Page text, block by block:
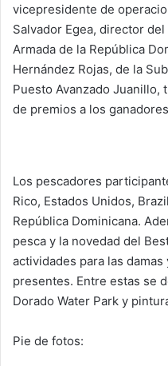
vicepresidente de
Salvador Egea, director
Armada de la República
Hernández Rojas, de la
Puesto Avanzado
de premios a los
Los pescadores
Rico, Estados Unidos,
República Dominicana.
pesca y la novedad del
actividades para las
presentes. Entre estas se
Dorado Water Park y
Pie de fotos: